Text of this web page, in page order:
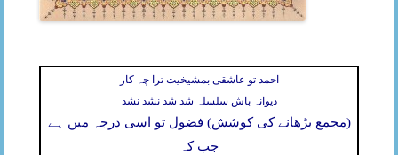
احمد تو عاشقی بمشیخیت ترا چہ کار
دیوانہ باش سلسلہ شد شد نشد نشد
(مجمع بڑھانے کی کوشش) فضول تو اسی درجہ میں ہے
جب کہ